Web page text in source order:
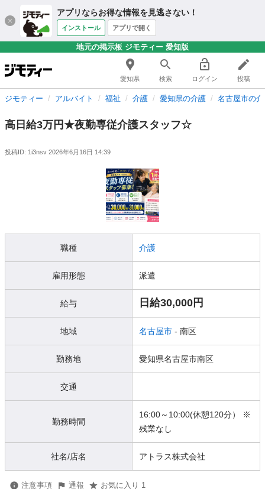
アプリならお得な情報を見逃さない！
インストール アプリで開く
地元の掲示板 ジモティー 愛知版
愛知県 検索 ログイン 投稿
ジモティー アルバイト 福祉 介護 愛知県の介護 名古屋市の
高日給3万円★夜勤専従介護スタッフ☆
投稿ID: 1i3nsv 2026年6月16日 14:39
職種 介護
雇用形態 派遣
給与 日給30,000円
地域 名古屋市 - 南区
勤務地 愛知県名古屋市南区
交通
勤務時間
16:00～10:00(休憩120分） ※
残業なし
社名/店名 アトラス株式会社
注意事項 通報 お気に入り 1